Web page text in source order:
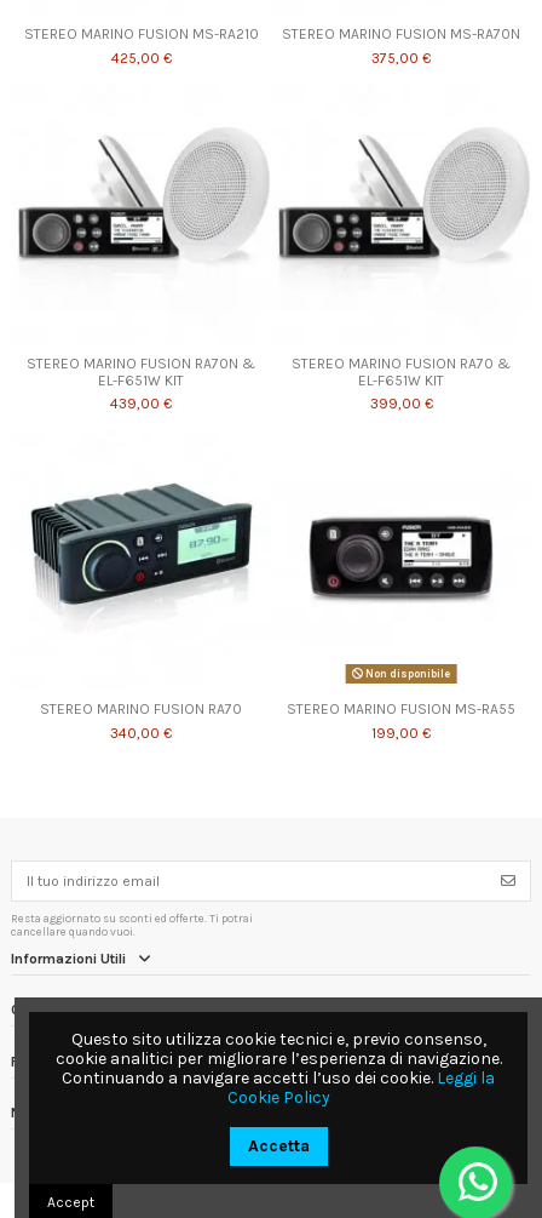
STEREO MARINO FUSION MS-RA210
425,00 €
STEREO MARINO FUSION MS-RA70N
375,00 €
STEREO MARINO FUSION RA70N &
EL-F651W KIT
439,00 €
STEREO MARINO FUSION RA70 &
EL-F651W KIT
399,00 €
STEREO MARINO FUSION RA70
340,00 €
Non disponibile
STEREO MARINO FUSION MS-RA55
199,00 €
Resta aggiornato su sconti ed offerte. Ti potrai
cancellare quando vuoi.
Informazioni Utili
Contact us
Follow us
Newsletter
Questo sito utilizza cookie tecnici e, previo consenso,
cookie analitici per migliorare l’esperienza di navigazione.
Continuando a navigare accetti l’uso dei cookie. Leggi la
Cookie Policy
Accetta
Accept